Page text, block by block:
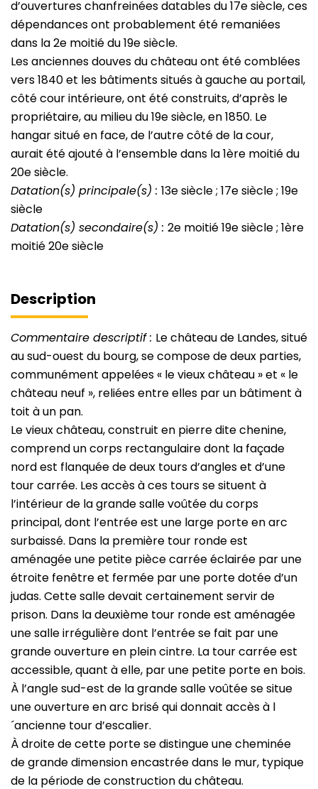
d’ouvertures chanfreinées datables du 17e siècle, ces
dépendances ont probablement été remaniées
dans la 2e moitié du 19e siècle.
Les anciennes douves du château ont été comblées
vers 1840 et les bâtiments situés à gauche au portail,
côté cour intérieure, ont été construits, d’après le
propriétaire, au milieu du 19e siècle, en 1850. Le
hangar situé en face, de l’autre côté de la cour,
aurait été ajouté à l’ensemble dans la 1ère moitié du
20e siècle.
Datation(s) principale(s) : 13e siècle ; 17e siècle ; 19e
siècle
Datation(s) secondaire(s) : 2e moitié 19e siècle ; 1ère
moitié 20e siècle
Description
Commentaire descriptif : Le château de Landes, situé
au sud-ouest du bourg, se compose de deux parties,
communément appelées « le vieux château » et « le
château neuf », reliées entre elles par un bâtiment à
toit à un pan.
Le vieux château, construit en pierre dite chenine,
comprend un corps rectangulaire dont la façade
nord est flanquée de deux tours d’angles et d’une
tour carrée. Les accès à ces tours se situent à
l’intérieur de la grande salle voûtée du corps
principal, dont l’entrée est une large porte en arc
surbaissé. Dans la première tour ronde est
aménagée une petite pièce carrée éclairée par une
étroite fenêtre et fermée par une porte dotée d’un
judas. Cette salle devait certainement servir de
prison. Dans la deuxième tour ronde est aménagée
une salle irrégulière dont l’entrée se fait par une
grande ouverture en plein cintre. La tour carrée est
accessible, quant à elle, par une petite porte en bois.
À l’angle sud-est de la grande salle voûtée se situe
une ouverture en arc brisé qui donnait accès à l
´ancienne tour d’escalier.
À droite de cette porte se distingue une cheminée
de grande dimension encastrée dans le mur, typique
de la période de construction du château.